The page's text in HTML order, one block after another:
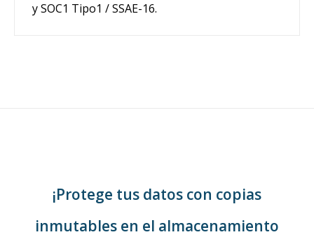
y SOC1 Tipo1 / SSAE-16.
¡Protege tus datos con copias
inmutables en el almacenamiento